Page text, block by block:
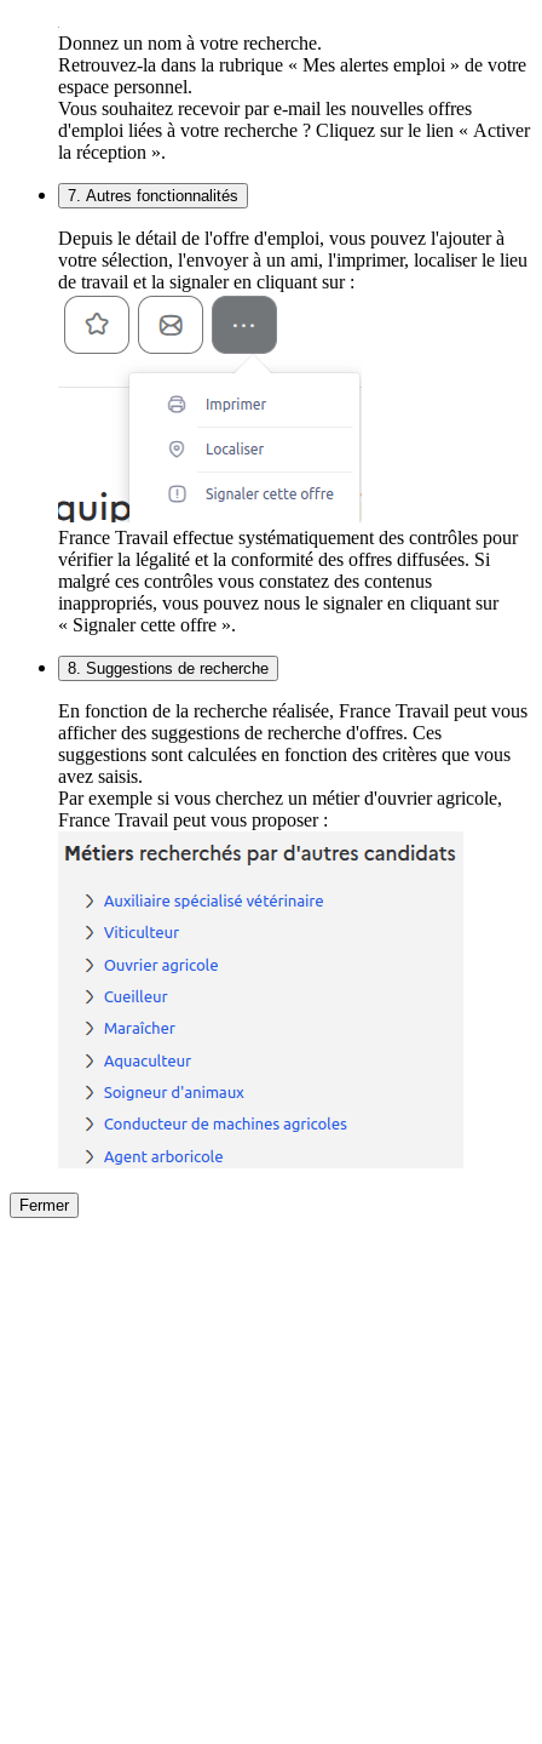
Donnez un nom à votre recherche.
Retrouvez-la dans la rubrique « Mes alertes emploi » de votre
espace personnel.
Vous souhaitez recevoir par e-mail les nouvelles offres
d'emploi liées à votre recherche ? Cliquez sur le lien « Activer
la réception ».
7. Autres fonctionnalités
Depuis le détail de l'offre d'emploi, vous pouvez l'ajouter à
votre sélection, l'envoyer à un ami, l'imprimer, localiser le lieu
de travail et la signaler en cliquant sur :
France Travail effectue systématiquement des contrôles pour
vérifier la légalité et la conformité des offres diffusées. Si
malgré ces contrôles vous constatez des contenus
inappropriés, vous pouvez nous le signaler en cliquant sur
« Signaler cette offre ».
8. Suggestions de recherche
En fonction de la recherche réalisée, France Travail peut vous
afficher des suggestions de recherche d'offres. Ces
suggestions sont calculées en fonction des critères que vous
avez saisis.
Par exemple si vous cherchez un métier d'ouvrier agricole,
France Travail peut vous proposer :
Fermer